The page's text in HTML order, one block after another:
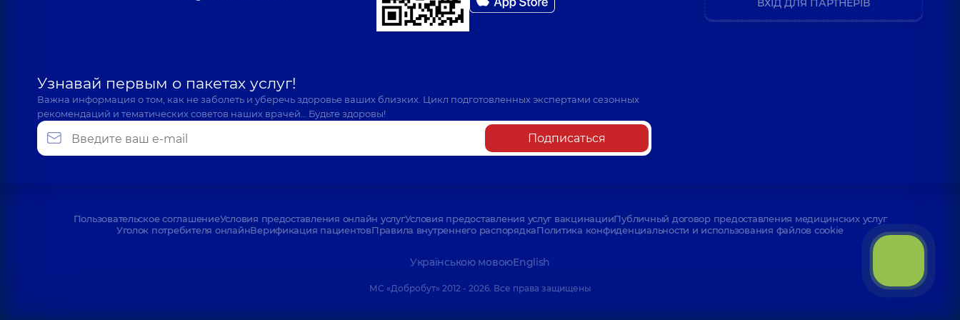
Медицинский Центр «Добробут» для всей семьи на ул. Татарская
Шарипова Алина Викторовна
19 лет опыта
Бережная Елизавета Анатольевна
Узнавай первым о пакетах услуг!
Важна информация о том, как не заболеть и уберечь здоровье ваших близких. Цикл подготовленных экспертами сезонных
рекомендаций и тематических советов наших врачей… Будьте здоровы!
Подписаться
Пользовательское соглашениеУсловия предоставления онлайн услугУсловия предоставления услуг вакцинацииПубличный договор предоставления медицинских услуг
Уголок потребителя онлайнВерификация пациентовПравила внутреннего распорядкаПолитика конфиденциальности и использования файлов cookie
Українською мовоюEnglish
МС «Добробут» 2012 - 2026. Все права защищены